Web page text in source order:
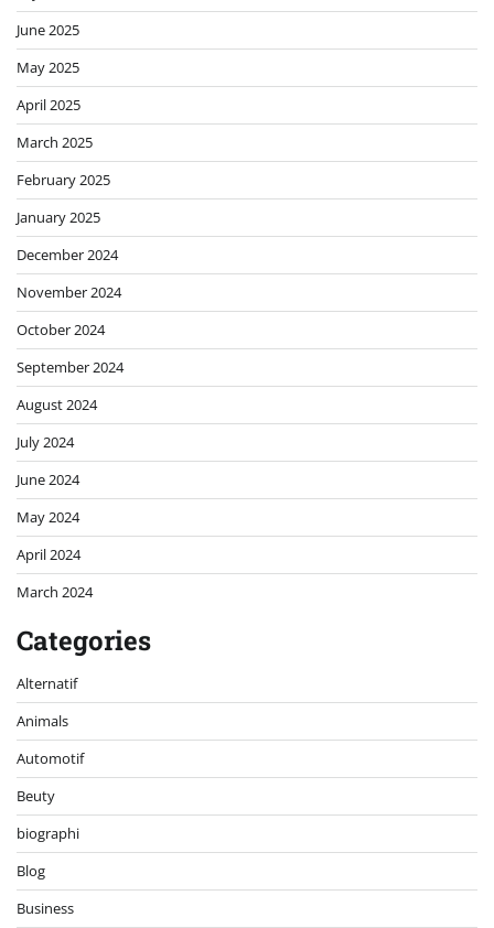
June 2025
May 2025
April 2025
March 2025
February 2025
January 2025
December 2024
November 2024
October 2024
September 2024
August 2024
July 2024
June 2024
May 2024
April 2024
March 2024
Categories
Alternatif
Animals
Automotif
Beuty
biographi
Blog
Business